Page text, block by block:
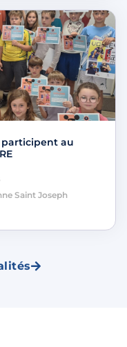
participent au
Saint Joseph